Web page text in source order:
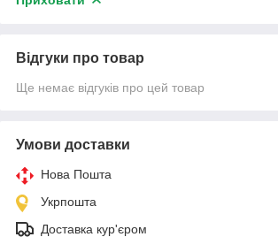
Відгуки про товар
Ще немає відгуків про цей товар
Умови доставки
Нова Пошта
Укрпошта
Доставка кур'єром